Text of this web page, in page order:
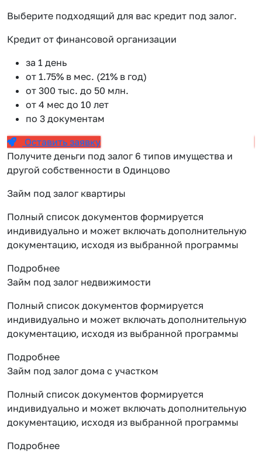
Выберите подходящий для вас кредит под залог.
Кредит от финансовой организации
за 1 день
от 1.75% в мес. (21% в год)
от 300 тыс. до 50 млн.
от 4 мес до 10 лет
по 3 документам
Оставить заявку
Получите деньги под залог 6 типов имущества и
другой собственности в Одинцово
Займ под залог квартиры
Полный список документов формируется
индивидуально и может включать дополнительную
документацию, исходя из выбранной программы
Подробнее
Займ под залог недвижимости
Полный список документов формируется
индивидуально и может включать дополнительную
документацию, исходя из выбранной программы
Подробнее
Займ под залог дома с участком
Полный список документов формируется
индивидуально и может включать дополнительную
документацию, исходя из выбранной программы
Подробнее